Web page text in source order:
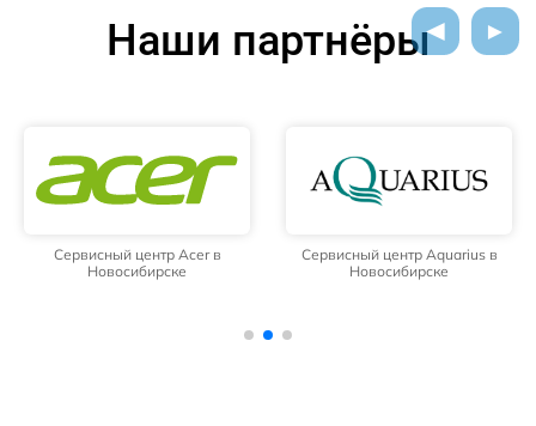
Наши партнёры
Сервисный центр Acer в
Новосибирске
Сервисный центр Aquarius в
Новосибирске